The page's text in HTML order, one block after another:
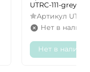
UTRC-111-grey
Артикул
Нет в
Нет в